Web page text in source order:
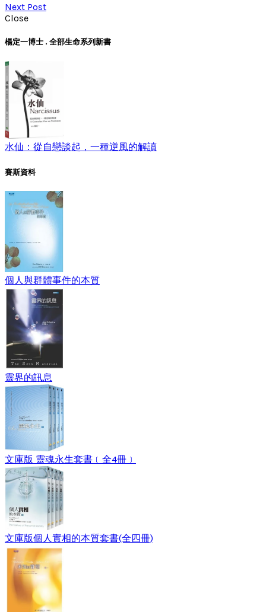
Next Post
Close
楊定一博士 . 全部生命系列新書
水仙：從自戀談起，一種逆風的解讀
賽斯資料
個人與群體事件的本質
靈界的訊息
文庫版 靈魂永生套書﹝全4冊﹞
文庫版個人實相的本質套書(全四冊)